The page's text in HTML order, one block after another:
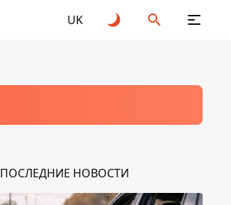
UK
ПОСЛЕДНИЕ НОВОСТИ